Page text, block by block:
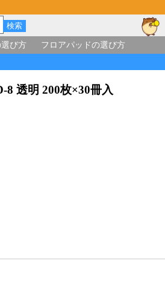
び方 フロアパッドの選び方
8 透明 200枚×30冊入